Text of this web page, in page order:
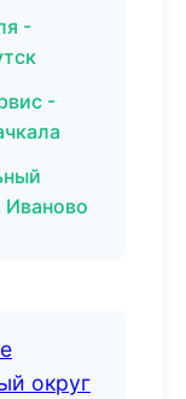
-
-
Иваново
округ